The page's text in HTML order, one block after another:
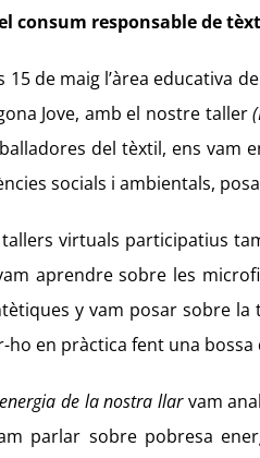
consum responsable de
15 de maig l’àrea educativa
Jove, amb el nostre taller
del tèxtil, ens vam
socials i ambientals,
tallers virtuals participatius
aprendre sobre les
y vam posar sobre
en pràctica fent una
de la nostra llarvam
parlar sobre pobresa